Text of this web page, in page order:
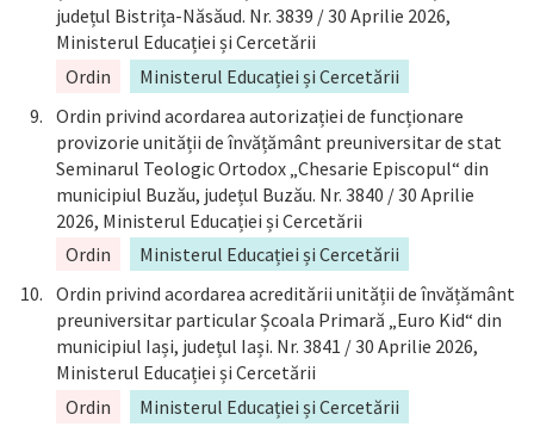
județul Bistrița-Năsăud. Nr. 3839 / 30 Aprilie 2026,
Ministerul Educației și Cercetării
Ordin
Ministerul Educației și Cercetării
Ordin privind acordarea autorizației de funcționare
provizorie unității de învățământ preuniversitar de stat
Seminarul Teologic Ortodox „Chesarie Episcopul“ din
municipiul Buzău, județul Buzău. Nr. 3840 / 30 Aprilie
2026, Ministerul Educației și Cercetării
Ordin
Ministerul Educației și Cercetării
Ordin privind acordarea acreditării unității de învățământ
preuniversitar particular Școala Primară „Euro Kid“ din
municipiul Iași, județul Iași. Nr. 3841 / 30 Aprilie 2026,
Ministerul Educației și Cercetării
Ordin
Ministerul Educației și Cercetării